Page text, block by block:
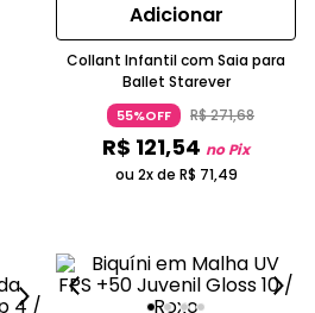
Adicionar
Collant Infantil com Saia para
Ballet Starever
55%OFF R$271,68
R$ 121,54 no Pix
ou 2x de R$ 71,49